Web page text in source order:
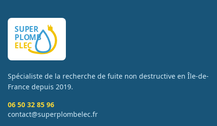
Spécialiste de la recherche de fuite non destructive en Île-de-
France depuis 2019.
06 50 32 85 96
contact@superplombelec.fr